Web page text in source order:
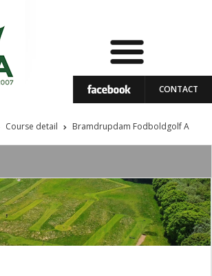
CONTACT
Course detail Bramdrupdam Fodboldgolf A